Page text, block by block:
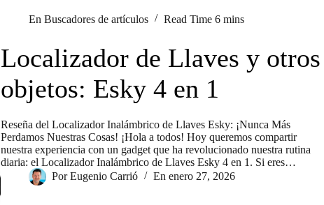
En Buscadores de artículos Read Time 6 mins
Localizador de Llaves y otros
objetos: Esky 4 en 1
Reseña del Localizador Inalámbrico de Llaves Esky: ¡Nunca Más
Perdamos Nuestras Cosas! ¡Hola a todos! Hoy queremos compartir
nuestra experiencia con un gadget que ha revolucionado nuestra rutina
diaria: el Localizador Inalámbrico de Llaves Esky 4 en 1. Si eres…
Por Eugenio Carrió En enero 27, 2026